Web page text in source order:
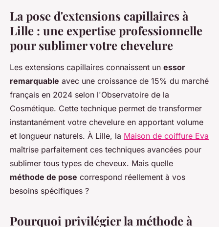
Pose d'extensions capillaires à
Lille : qualité et méthode à
froid
Alice •9 février 2026•8 min de lecture
La pose d'extensions capillaires à
Lille : une expertise professionnelle
pour sublimer votre chevelure
Les extensions capillaires connaissent un essor
remarquable avec une croissance de 15% du marché
français en 2024 selon l'Observatoire de la
Cosmétique. Cette technique permet de transformer
instantanément votre chevelure en apportant volume
et longueur naturels. À Lille, la Maison de coiffure Eva
maîtrise parfaitement ces techniques avancées pour
sublimer tous types de cheveux. Mais quelle
méthode de pose correspond réellement à vos
besoins spécifiques ?
Pourquoi privilégier la méthode à